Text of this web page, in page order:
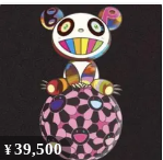
ーズ」ED300 直筆サイ
ン入り
¥39,500